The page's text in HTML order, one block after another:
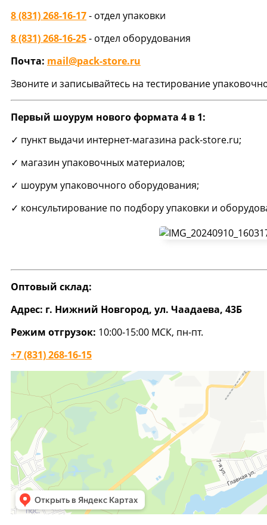
8 (831) 268-16-17- отдел упаковки
8 (831) 268-16-25- отдел оборудования
Почта: mail@pack-store.ru
Звоните и записывайтесь на тестирование
Первый шоурум нового формата 4 в 1:
✓ пункт выдачи интернет-магазина pack-store.ru;
✓ магазин упаковочных материалов;
✓ шоурум упаковочного оборудования;
✓ консультирование по подбору упаковки и
Оптовый склад:
Адрес: г. Нижний Новгород, ул. Чаадаева, 43Б
Режим отгрузок: 10:00-15:00 МСК, пн-пт.
+7 (831) 268-16-15